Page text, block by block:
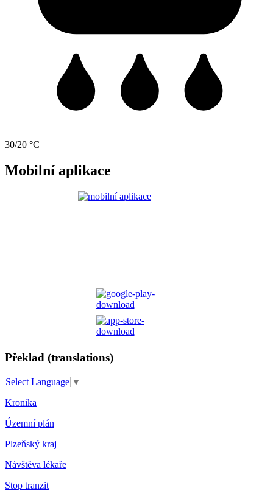
30/20 °C
Mobilní aplikace
Překlad (translations)
Select Language ▼
Kronika
Územní plán
Plzeňský kraj
Návštěva lékaře
Stop tranzit